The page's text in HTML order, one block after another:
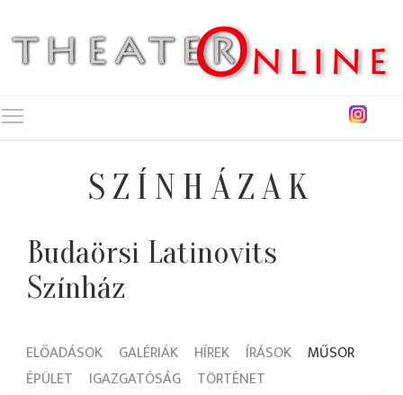
SZÍNHÁZAK
Budaörsi Latinovits
Színház
ELŐADÁSOK GALÉRIÁK HÍREK ÍRÁSOK
MŰSOR
ÉPÜLET
IGAZGATÓSÁG TÖRTÉNET